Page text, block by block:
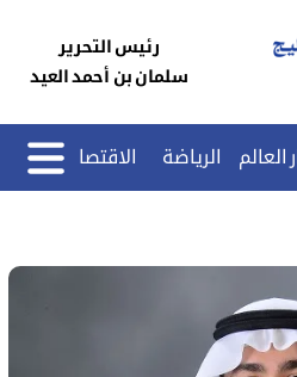
رئيس التحرير
سلمان بن أحمد العيد
العالم الرياضة الاقتصاد